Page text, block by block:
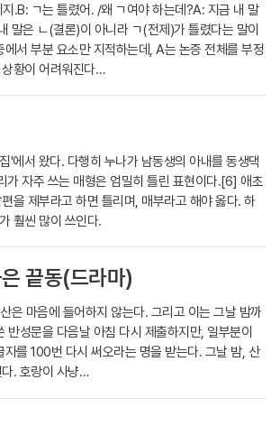
.B: ㄱ는 틀렸어. /왜 ㄱ여야 하는데?A: 지금 내 말
말은 ㄴ(결론)이 아니라 ㄱ(전제)가 틀렸다는 말이
에서 부분 요소만 지적하는데, A는 논증 전체를 부정
황이 어려워진다…
'에서 왔다. 다행히 누나가 남동생의 아내를 동생댁
가 자주 쓰는 매형은 엄밀히 틀린 표현이다.[6] 애초
을 제부라고 하면 틀리며, 매부라고 해야 옳다. 하
훨씬 많이 쓰인다.
끝동(드라마)
은 마음에 들어하지 않는다. 그리고 이는 그날 밤까
반성문을 다음날 아침 다시 제출하지만, 일부분이
자를 100번 다시 써오라는 명을 받는다. 그날 밤, 산
. 호랑이 사냥…